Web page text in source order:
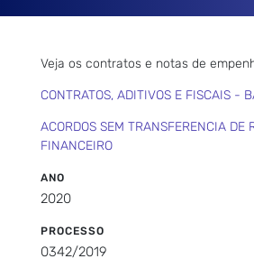
Veja os contratos e notas de
CONTRATOS, ADITIVOS E FISCAIS -
ACORDOS SEM TRANSFERENCIA DE
FINANCEIRO
ANO
2020
PROCESSO
0342/2019